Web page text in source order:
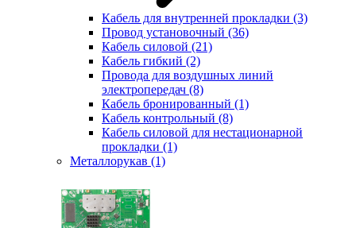
Кабель для внутренней прокладки (3)
Провод установочный (36)
Кабель силовой (21)
Кабель гибкий (2)
Провода для воздушных линий
электропередач (8)
Кабель бронированный (1)
Кабель контрольный (8)
Кабель силовой для нестационарной
прокладки (1)
Металлорукав (1)